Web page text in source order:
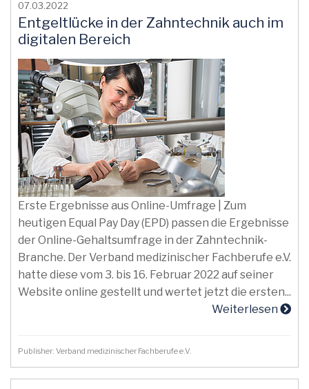
07.03.2022
Entgeltlücke in der Zahntechnik auch im
digitalen Bereich
Erste Ergebnisse aus Online-Umfrage | Zum
heutigen Equal Pay Day (EPD) passen die Ergebnisse
der Online-Gehaltsumfrage in der Zahntechnik-
Branche. Der Verband medizinischer Fachberufe e.V.
hatte diese vom 3. bis 16. Februar 2022 auf seiner
Website online gestellt und wertet jetzt die ersten...
Weiterlesen
Publisher: Verband medizinischer Fachberufe e.V.